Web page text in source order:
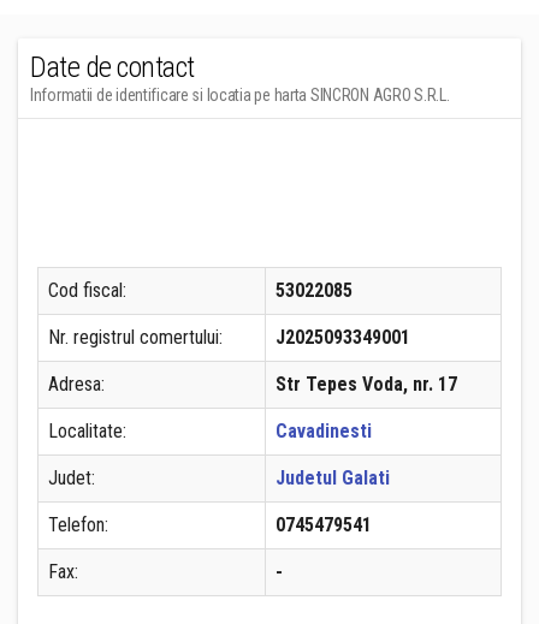
Date de contact
Informatii de identificare si locatia pe harta SINCRON AGRO S.R.L.
Cod fiscal: 53022085
Nr. registrul comertului: J2025093349001
Adresa: Str Tepes Voda, nr. 17
Localitate: Cavadinesti
Judet: Judetul Galati
Telefon: 0745479541
Fax: -